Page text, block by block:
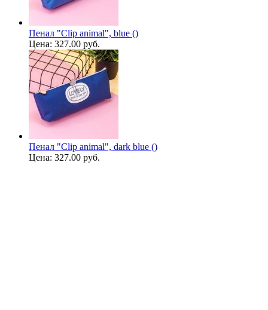
Пенал "Clip animal", blue ()
Цена: 327.00 руб.
Пенал "Clip animal", dark blue ()
Цена: 327.00 руб.